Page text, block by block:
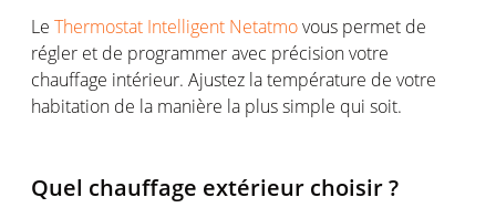
Le Thermostat Intelligent Netatmovous permet de
régler et de programmer avec précision votre
chauffage intérieur. Ajustez la température de votre
habitation de la manière la plus simple qui soit.
Quel chauffage extérieur choisir ?